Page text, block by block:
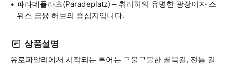
파라데플라츠(Paradeplatz) – 취리히의 유명한 광장이자 스
위스 금융 허브의 중심지입니다.
상품설명
유로파알리에서 시작되는 투어는 구불구불한 골목길, 전통 길